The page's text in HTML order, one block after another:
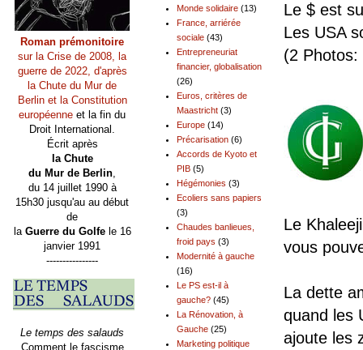
Le $ est
Les USA
(2 Photos:
Le
vous
La dette
quand les
ajoute les
Monde solidaire (13)
France, arriérée
sociale (43)
Entrepreneuriat
financier, globalisation
(26)
Euros, critères de
Maastricht (3)
Europe (14)
Précarisation (6)
Accords de Kyoto et
PIB (5)
Hégémonies (3)
Ecoliers sans papiers
(3)
Chaudes banlieues,
froid pays (3)
Modernité à gauche
(16)
Le PS est-il à
gauche? (45)
La Rénovation, à
Gauche (25)
Marketing politique
Roman prémonitoire
sur la Crise de 2008, la
guerre de 2022, d'après
la Chute du Mur de
Berlin et la Constitution
européenne et la fin du
Droit International.
Écrit après
la Chute
du Mur de Berlin,
du 14 juillet 1990 à
15h30 jusqu'au au début
de
la Guerre du Golfele 16
janvier 1991
----------------
Le temps des salauds
Comment le fascisme